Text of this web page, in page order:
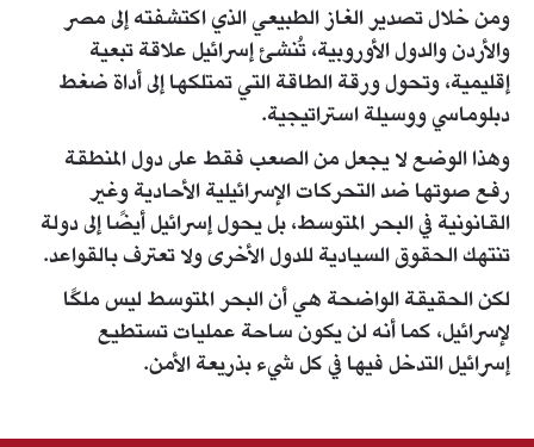
ومن خلال تصدير الغاز الطبيعي الذي اكتشفته إلى مصر
والأردن والدول الأوروبية، تُنشئ إسرائيل علاقة تبعية
إقليمية، وتحول ورقة الطاقة التي تمتلكها إلى أداة ضغط
دبلوماسي ووسيلة استراتيجية.
وهذا الوضع لا يجعل من الصعب فقط على دول المنطقة
رفع صوتها ضد التحركات الإسرائيلية الأحادية وغير
القانونية في البحر المتوسط، بل يحول إسرائيل أيضًا إلى دولة
تنتهك الحقوق السيادية للدول الأخرى ولا تعترف بالقواعد.
لكن الحقيقة الواضحة هي أن البحر المتوسط ليس ملكًا
لإسرائيل، كما أنه لن يكون ساحة عمليات تستطيع
إسرائيل التدخل فيها في كل شيء بذريعة الأمن.